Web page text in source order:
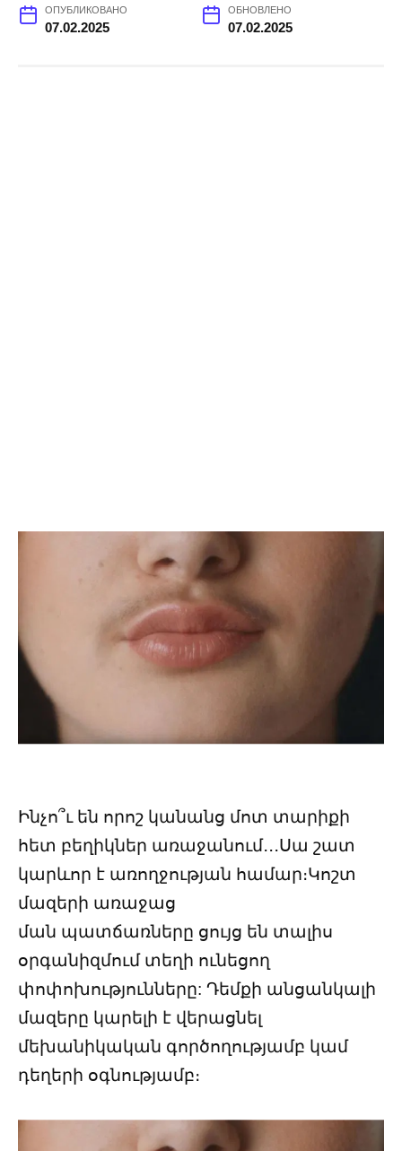
ОПУБЛИКОВАНО
07.02.2025
ОБНОВЛЕНО
07.02.2025
Ինչո՞ւ են որոշ կանանց մոտ տարիքի
հետ բեղիկներ առաջանում․․․Սա շատ
կարևոր է առողջության համար։Կոշտ
մազերի առաջաց
ման պատճառները ցույց են տալիս
օրգանիզմում տեղի ունեցող
փոփոխությունները: Դեմքի անցանկալի
մազերը կարելի է վերացնել
մեխանիկական գործողությամբ կամ
դեղերի օգնությամբ։